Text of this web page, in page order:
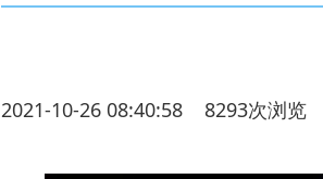
2021-10-26 08:40:58 8293次浏览